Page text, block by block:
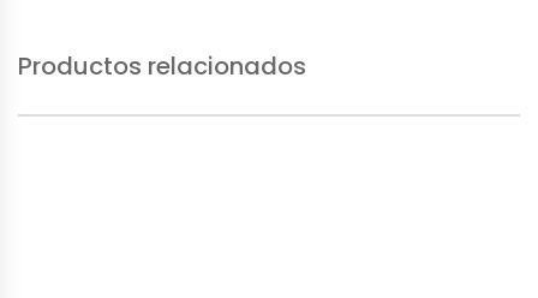
Productos relacionados